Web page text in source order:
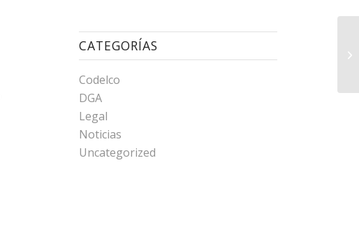
CATEGORÍAS
Codelco
DGA
Legal
Noticias
Uncategorized